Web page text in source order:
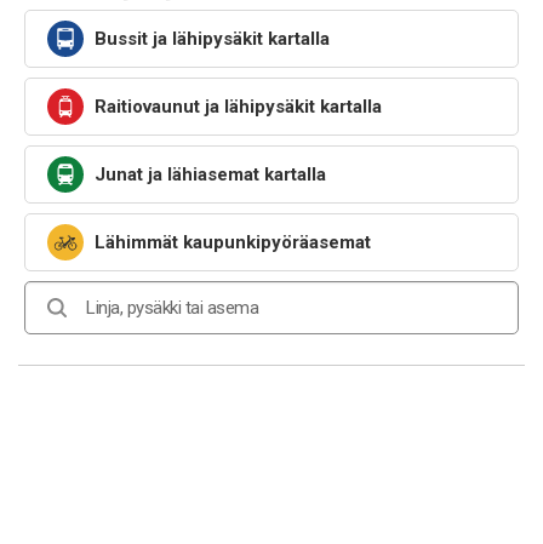
Bussit ja lähipysäkit kartalla
Raitiovaunut ja lähipysäkit kartalla
Junat ja lähiasemat kartalla
Lähimmät kaupunkipyöräasemat